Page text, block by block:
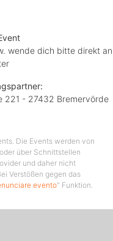
wende dich bitte direkt an
221 - 27432 Bremervörde
Die Events werden von
über Schnittstellen
und daher nicht
Verstößen gegen das
evento" Funktion.